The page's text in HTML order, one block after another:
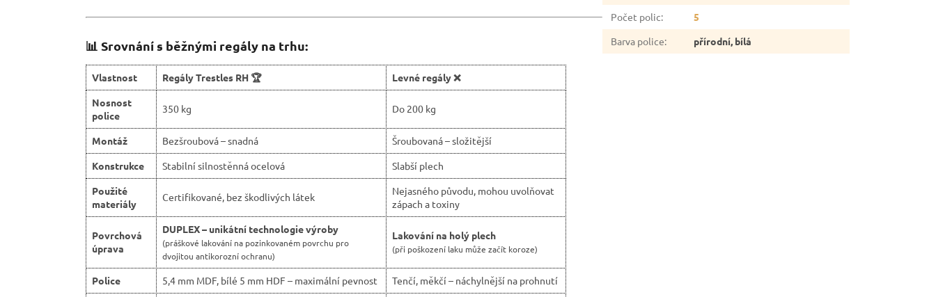
📊 Srovnání s běžnými regály na trhu:
Vlastnost Regály Trestles RH 🏆
Levné regály ❌
Nosnost
police
350 kg Do 200 kg
Montáž Bezšroubová – snadná
Šroubovaná – složitější
Konstrukce
Stabilní silnostěnná ocelová
Slabší plech
Použité
materiály
Certifikované, bez škodlivých látek
Nejasného původu, mohou uvolňovat
zápach a toxiny
Povrchová
úprava
DUPLEX – unikátní technologie výroby
(práškové lakování na pozinkovaném povrchu pro
dvojitou antikorozní ochranu)
Lakování na holý plech
(při poškození laku může začít koroze)
Police 5,4 mm MDF, bílé 5 mm HDF – maximální pevnost
Tenčí, měkčí – náchylnější na prohnutí
Počet polic:
5
Barva police: přírodní, bílá